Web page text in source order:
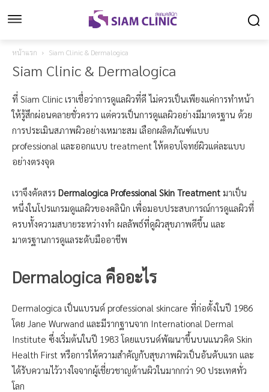
หน้าแรก Siam Clinic & Dermalogica
Siam Clinic & Dermalogica
ที่ Siam Clinic เราเชื่อว่าการดูแลผิวที่ดี ไม่ควรเป็นเพียงแค่การทำหน้า
ให้รู้สึกผ่อนคลายชั่วคราว แต่ควรเป็นการดูแลผิวอย่างมีมาตรฐาน ด้วย
การประเมินสภาพผิวอย่างเหมาะสม เลือกผลิตภัณฑ์แบบ
professional และออกแบบ treatment ให้ตอบโจทย์ผิวแต่ละแบบ
อย่างตรงจุด
เราจึงคัดสรร Dermalogica Professional Skin Treatment มาเป็น
หนึ่งในโปรแกรมดูแลผิวของคลินิก เพื่อมอบประสบการณ์การดูแลผิวที่
ครบทั้งความสบายระหว่างทำ ผลลัพธ์ที่ดูผิวสุขภาพดีขึ้น และ
มาตรฐานการดูแลระดับมืออาชีพ
Dermalogica คืออะไร
Dermalogica เป็นแบรนด์ professional skincare ที่ก่อตั้งในปี 1986
โดย Jane Wurwand และมีรากฐานจาก International Dermal
Institute ซึ่งเริ่มต้นในปี 1983 โดยแบรนด์พัฒนาขึ้นบนแนวคิด Skin
Health First หรือการให้ความสำคัญกับสุขภาพผิวเป็นอันดับแรก และ
ได้รับความไว้วางใจจากผู้เชี่ยวชาญด้านผิวในมากกว่า 90 ประเทศทั่ว
โลก